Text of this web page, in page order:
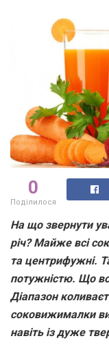
0
Поділилося
На що звернути
річ? Майже всі
та центрифужні.
потужністю. Що
Діапазон
соковижималки
навіть із дуже